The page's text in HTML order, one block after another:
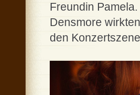
Freundin
Densmore
den